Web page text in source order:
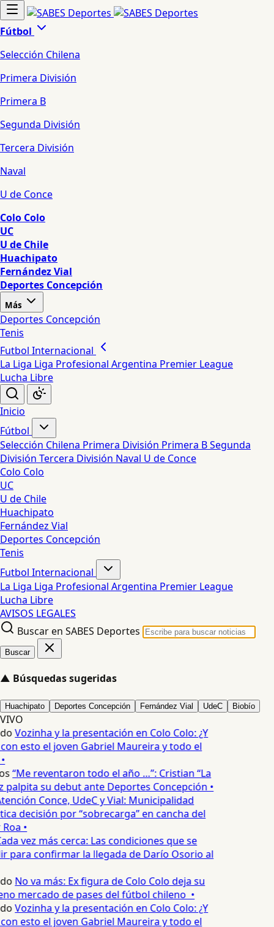
Fútbol
Selección Chilena
Primera División
Primera B
Segunda División
Tercera División
Naval
U de Conce
Colo Colo
UC
U de Chile
Huachipato
Fernández Vial
Deportes Concepción
Más
Deportes Concepción
Tenis
Futbol Internacional
La Liga Liga Profesional Argentina Premier League
Lucha Libre
Inicio
Fútbol
Selección Chilena Primera División Primera BSegunda
División Tercera División Naval U de Conce
Colo Colo
UC
U de Chile
Huachipato
Fernández Vial
Deportes Concepción
Tenis
Futbol Internacional
La Liga Liga Profesional Argentina Premier League
Lucha Libre
AVISOS LEGALES
Buscar en SABES Deportes
Buscar
▲ Búsquedas sugeridas
Huachipato Deportes Concepción Fernández Vial UdeC Biobío
VIVO
Vozinha y la presentación en Colo Colo: ¿Y
esto el joven Gabriel Maureira y todo el
“Me reventaron todo el año …”: Cristian “La
palpita su debut ante Deportes Concepción •
Conce, UdeC y Vial: Municipalidad
decisión por “sobrecarga” en cancha del
•
vez más cerca: Las condiciones que se
para confirmar la llegada de Darío Osorio al
No va más: Ex figura de Colo Colo deja su
mercado de pases del fútbol chileno •
Vozinha y la presentación en Colo Colo: ¿Y
esto el joven Gabriel Maureira y todo el